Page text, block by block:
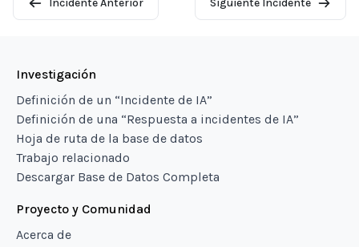
Incidente Anterior Siguiente Incidente
Investigación
Definición de un “Incidente de IA”
Definición de una “Respuesta a incidentes de IA”
Hoja de ruta de la base de datos
Trabajo relacionado
Descargar Base de Datos Completa
Proyecto y Comunidad
Acerca de